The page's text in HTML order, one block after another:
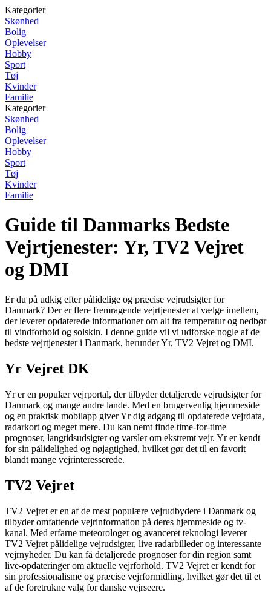
Kategorier
Skønhed
Bolig
Oplevelser
Hobby
Sport
Tøj
Kvinder
Familie
Kategorier
Skønhed
Bolig
Oplevelser
Hobby
Sport
Tøj
Kvinder
Familie
Guide til Danmarks Bedste
Vejrtjenester: Yr, TV2 Vejret
og DMI
Er du på udkig efter pålidelige og præcise vejrudsigter for
Danmark? Der er flere fremragende vejrtjenester at vælge imellem,
der leverer opdaterede informationer om alt fra temperatur og nedbør
til vindforhold og solskin. I denne guide vil vi udforske nogle af de
bedste vejrtjenester i Danmark, herunder Yr, TV2 Vejret og DMI.
Yr Vejret DK
Yr er en populær vejrportal, der tilbyder detaljerede vejrudsigter for
Danmark og mange andre lande. Med en brugervenlig hjemmeside
og en praktisk mobilapp giver Yr dig adgang til opdaterede vejrdata,
radarkort og meget mere. Du kan nemt finde time-for-time
prognoser, langtidsudsigter og varsler om ekstremt vejr. Yr er kendt
for sin pålidelighed og nøjagtighed, hvilket gør det til en favorit
blandt mange vejrinteresserede.
TV2 Vejret
TV2 Vejret er en af de mest populære vejrudbydere i Danmark og
tilbyder omfattende vejrinformation på deres hjemmeside og tv-
kanal. Med erfarne meteorologer og avanceret teknologi leverer
TV2 Vejret pålidelige vejrudsigter, live radarbilleder og interessante
vejrnyheder. Du kan få detaljerede prognoser for din region samt
live-opdateringer om aktuelle vejrforhold. TV2 Vejret er kendt for
sin professionalisme og præcise vejrformidling, hvilket gør det til et
af de foretrukne valg for danske vejrseere.